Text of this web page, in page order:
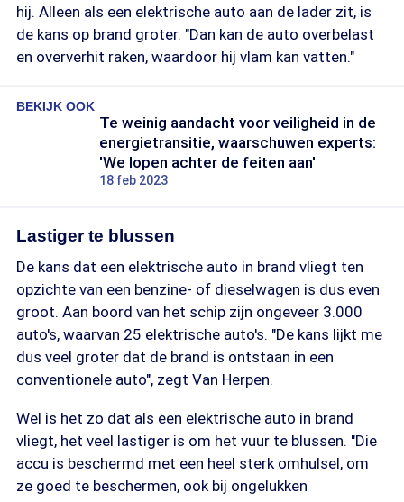
hij. Alleen als een elektrische auto aan de lader zit, is
de kans op brand groter. "Dan kan de auto overbelast
en oververhit raken, waardoor hij vlam kan vatten."
BEKIJK OOK
Te weinig aandacht voor veiligheid in de
energietransitie, waarschuwen experts:
'We lopen achter de feiten aan'
18 feb 2023
Lastiger te blussen
De kans dat een elektrische auto in brand vliegt ten
opzichte van een benzine- of dieselwagen is dus even
groot. Aan boord van het schip zijn ongeveer 3.000
auto's, waarvan 25 elektrische auto's. "De kans lijkt me
dus veel groter dat de brand is ontstaan in een
conventionele auto", zegt Van Herpen.
Wel is het zo dat als een elektrische auto in brand
vliegt, het veel lastiger is om het vuur te blussen. "Die
accu is beschermd met een heel sterk omhulsel, om
ze goed te beschermen, ook bij ongelukken